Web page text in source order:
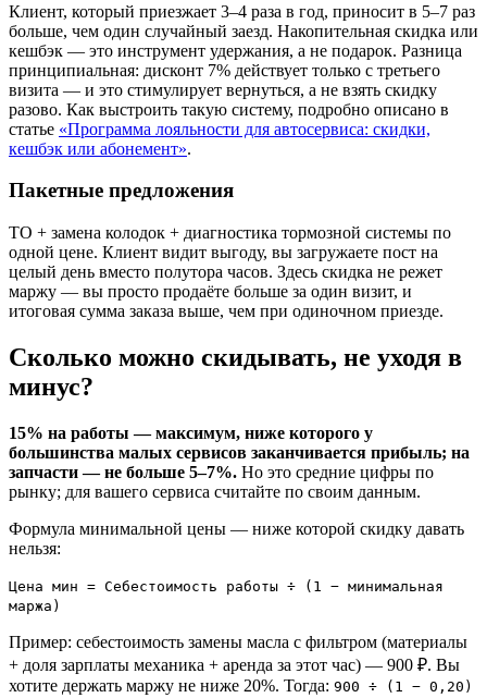
Клиент, который приезжает 3–4 раза в год, приносит в 5–7 раз
больше, чем один случайный заезд. Накопительная скидка или
кешбэк — это инструмент удержания, а не подарок. Разница
принципиальная: дисконт 7% действует только с третьего
визита — и это стимулирует вернуться, а не взять скидку
разово. Как выстроить такую систему, подробно описано в
статье «Программа лояльности для автосервиса: скидки,
кешбэк или абонемент».
Пакетные предложения
ТО + замена колодок + диагностика тормозной системы по
одной цене. Клиент видит выгоду, вы загружаете пост на
целый день вместо полутора часов. Здесь скидка не режет
маржу — вы просто продаёте больше за один визит, и
итоговая сумма заказа выше, чем при одиночном приезде.
Сколько можно скидывать, не уходя в
минус?
15% на работы — максимум, ниже которого у
большинства малых сервисов заканчивается прибыль; на
запчасти — не больше 5–7%. Но это средние цифры по
рынку; для вашего сервиса считайте по своим данным.
Формула минимальной цены — ниже которой скидку давать
нельзя:
Цена мин = Себестоимость работы ÷ (1 − минимальная
маржа)
Пример: себестоимость замены масла с фильтром (материалы
+ доля зарплаты механика + аренда за этот час) — 900 ₽. Вы
хотите держать маржу не ниже 20%. Тогда: 900 ÷ (1 − 0,20)